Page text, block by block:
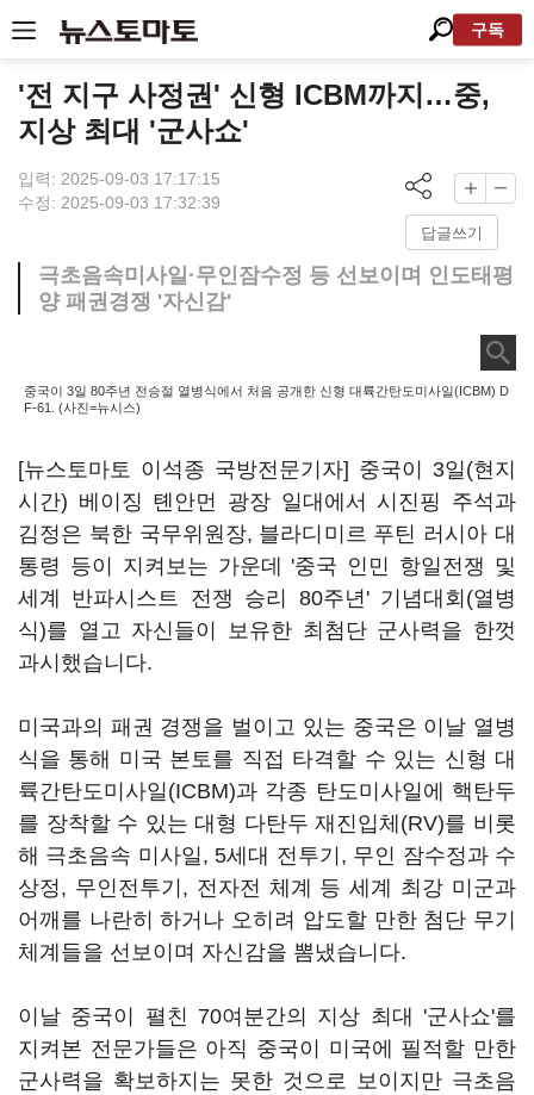
구독
'전 지구 사정권' 신형 ICBM까지…중,
지상 최대 '군사쇼'
입력: 2025-09-03 17:17:15
수정: 2025-09-03 17:32:39
답글쓰기
극초음속미사일·무인잠수정 등 선보이며 인도태평
양 패권경쟁 '자신감'
중국이 3일 80주년 전승절 열병식에서 처음 공개한 신형 대륙간탄도미사일(ICBM) D
F-61. (사진=뉴시스)
[뉴스토마토 이석종 국방전문기자] 중국이 3일(현지
시간) 베이징 톈안먼 광장 일대에서 시진핑 주석과
김정은 북한 국무위원장, 블라디미르 푸틴 러시아 대
통령 등이 지켜보는 가운데 '중국 인민 항일전쟁 및
세계 반파시스트 전쟁 승리 80주년' 기념대회(열병
식)를 열고 자신들이 보유한 최첨단 군사력을 한껏
과시했습니다.
미국과의 패권 경쟁을 벌이고 있는 중국은 이날 열병
식을 통해 미국 본토를 직접 타격할 수 있는 신형 대
륙간탄도미사일(ICBM)과 각종 탄도미사일에 핵탄두
를 장착할 수 있는 대형 다탄두 재진입체(RV)를 비롯
해 극초음속 미사일, 5세대 전투기, 무인 잠수정과 수
상정, 무인전투기, 전자전 체계 등 세계 최강 미군과
어깨를 나란히 하거나 오히려 압도할 만한 첨단 무기
체계들을 선보이며 자신감을 뽐냈습니다.
이날 중국이 펼친 70여분간의 지상 최대 '군사쇼'를
지켜본 전문가들은 아직 중국이 미국에 필적할 만한
군사력을 확보하지는 못한 것으로 보이지만 극초음